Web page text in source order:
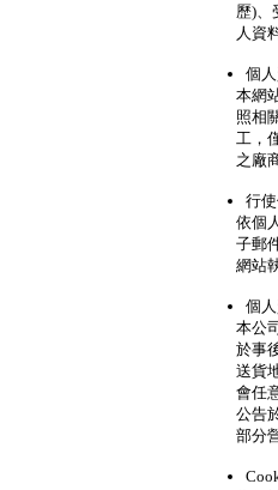
歷)、
人資
個
本網
照相
工，
之廠
行
依個
子郵
網站
個
本公
於事
送貨
會任
公告
部分